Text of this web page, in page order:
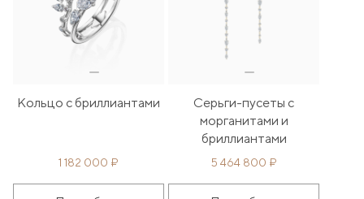
1 182 000 ₽
Кольцо с бриллиантами
5 464 800 ₽
Серьги-пусеты с
морганитами и
бриллиантами